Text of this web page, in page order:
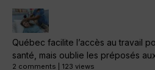
Québec facilite l’accès au travail
santé, mais oublie les préposés
2 comments 123 views